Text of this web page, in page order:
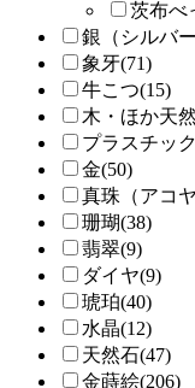
茨布べ
銀（シルバ
象牙(71)
牛こつ(15)
木・ほか天
プラスチッ
金(50)
真珠（アコ
珊瑚(38)
翡翠(9)
ダイヤ(9)
琥珀(40)
水晶(12)
天然石(47)
金蒔絵(206)